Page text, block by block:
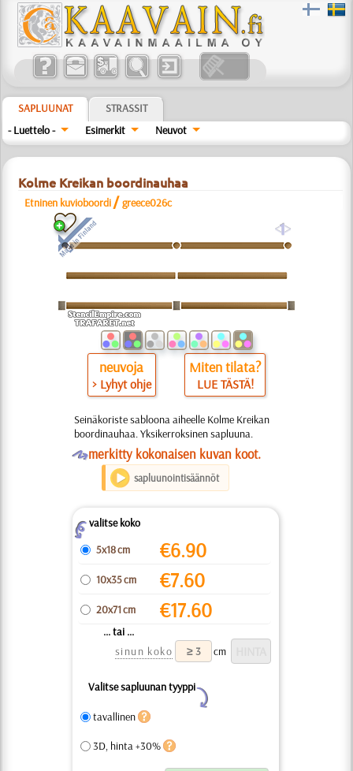
SAPLUUNAT
STRASSIT
- Luettelo -
Esimerkit Neuvot
Kolme Kreikan boordinauhaa
Etninen kuvioboordi /greece026c
a
neuvoja
> Lyhyt ohje
Miten tilata?
LUE TÄSTÄ!
Seinäkoriste sabloona aiheelle Kolme Kreikan
boordinauhaa. Yksikerroksinen sapluuna.
Omerkitty kokonaisen kuvan koot.
sapluunointisäännöt
Zvalitse koko
5x18 cm
€6.90
10x35 cm €7.60
20x71 cm €17.60
... tai ...
sinun koko
cm
Valitse sapluunan tyyppi
Y
tavallinen
3D, hinta +30%